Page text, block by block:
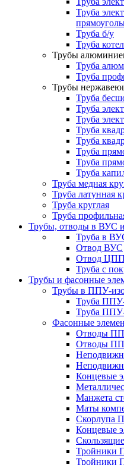
Труба
Труба б/у
Труба
Трубы
Труба
Труба
Трубы
Труба
Труба
Труба
Труба
Труба
Труба
Труба
Труба
Труба медная
Труба латунная
Труба круглая
Труба
Трубы, отводы в ВУС
Труба в
Отвод ВУС
Отвод ЦПП
Труба с
Трубы и фасонные
Трубы в ППУ-
Труба
Труба
Фасонные
Отводы
Отводы
Концевые
Манжета
Маты
Скорлупа
Концевые
Тройники